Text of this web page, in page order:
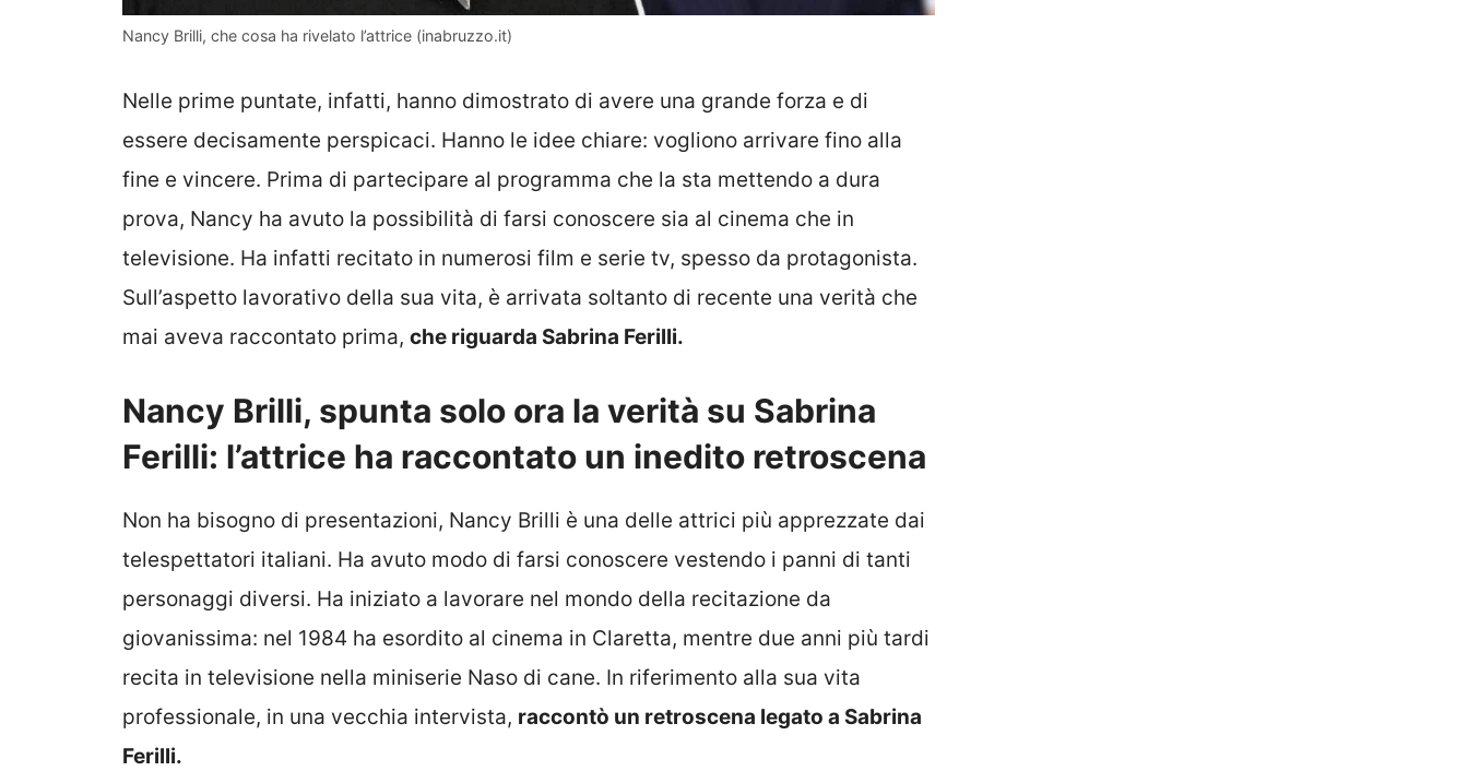
Nancy Brilli, che cosa ha rivelato l’attrice (inabruzzo.it)
Nelle prime puntate, infatti, hanno dimostrato di avere una grande forza e di
essere decisamente perspicaci. Hanno le idee chiare: vogliono arrivare fino alla
fine e vincere. Prima di partecipare al programma che la sta mettendo a dura
prova, Nancy ha avuto la possibilità di farsi conoscere sia al cinema che in
televisione. Ha infatti recitato in numerosi film e serie tv, spesso da protagonista.
Sull’aspetto lavorativo della sua vita, è arrivata soltanto di recente una verità che
mai aveva raccontato prima, che riguarda Sabrina Ferilli.
Nancy Brilli, spunta solo ora la verità su Sabrina
Ferilli: l’attrice ha raccontato un inedito retroscena
Non ha bisogno di presentazioni, Nancy Brilli è una delle attrici più apprezzate dai
telespettatori italiani. Ha avuto modo di farsi conoscere vestendo i panni di tanti
personaggi diversi. Ha iniziato a lavorare nel mondo della recitazione da
giovanissima: nel 1984 ha esordito al cinema in Claretta, mentre due anni più tardi
recita in televisione nella miniserie Naso di cane. In riferimento alla sua vita
professionale, in una vecchia intervista, raccontò un retroscena legato a Sabrina
Ferilli.